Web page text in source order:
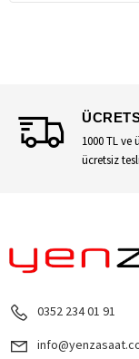
1000 TL ve
ücretsiz
0352 234 01 91